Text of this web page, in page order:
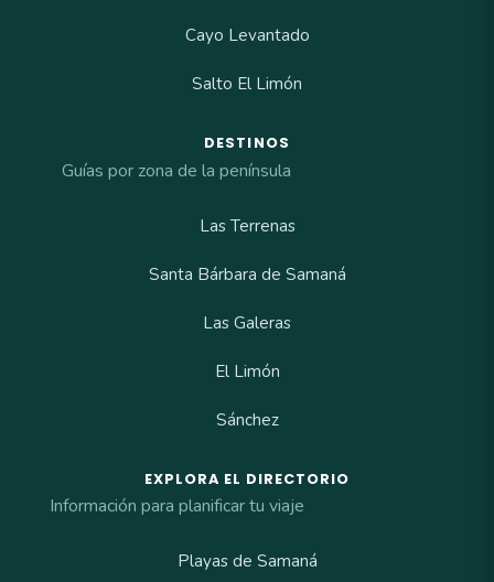
Cayo Levantado
Salto El Limón
DESTINOS
Guías por zona de la península
Las Terrenas
Santa Bárbara de Samaná
Las Galeras
El Limón
Sánchez
EXPLORA EL DIRECTORIO
Información para planificar tu viaje
Playas de Samaná